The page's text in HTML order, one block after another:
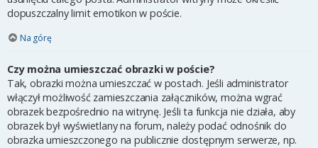
dopuszczalny limit emotikon w poście.
Na górę
Czy można umieszczać obrazki w poście?
Tak, obrazki można umieszczać w postach. Jeśli administrator
włączył możliwość zamieszczania załączników, można wgrać
obrazek bezpośrednio na witrynę. Jeśli ta funkcja nie działa, aby
obrazek był wyświetlany na forum, należy podać odnośnik do
obrazka umieszczonego na publicznie dostępnym serwerze, np.